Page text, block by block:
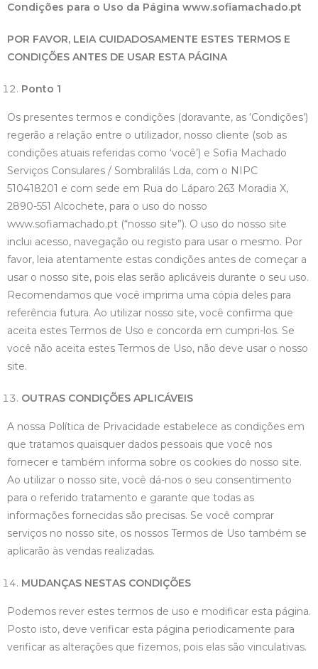
Condições para o Uso da Página www.sofiamachado.pt
POR FAVOR, LEIA CUIDADOSAMENTE ESTES TERMOS E
CONDIÇÕES ANTES DE USAR ESTA PÁGINA
Ponto 1
Os presentes termos e condições (doravante, as ‘Condições’)
regerão a relação entre o utilizador, nosso cliente (sob as
condições atuais referidas como ‘você’) e Sofia Machado
Serviços Consulares / Sombralilás Lda, com o NIPC
510418201 e com sede em Rua do Láparo 263 Moradia X,
2890-551 Alcochete, para o uso do nosso
www.sofiamachado.pt (“nosso site”). O uso do nosso site
inclui acesso, navegação ou registo para usar o mesmo. Por
favor, leia atentamente estas condições antes de começar a
usar o nosso site, pois elas serão aplicáveis durante o seu uso.
Recomendamos que você imprima uma cópia deles para
referência futura. Ao utilizar nosso site, você confirma que
aceita estes Termos de Uso e concorda em cumpri-los. Se
você não aceita estes Termos de Uso, não deve usar o nosso
site.
OUTRAS CONDIÇÕES APLICÁVEIS
A nossa Política de Privacidade estabelece as condições em
que tratamos quaisquer dados pessoais que você nos
fornecer e também informa sobre os cookies do nosso site.
Ao utilizar o nosso site, você dá-nos o seu consentimento
para o referido tratamento e garante que todas as
informações fornecidas são precisas. Se você comprar
serviços no nosso site, os nossos Termos de Uso também se
aplicarão às vendas realizadas.
MUDANÇAS NESTAS CONDIÇÕES
Podemos rever estes termos de uso e modificar esta página.
Posto isto, deve verificar esta página periodicamente para
verificar as alterações que fizemos, pois elas são vinculativas.